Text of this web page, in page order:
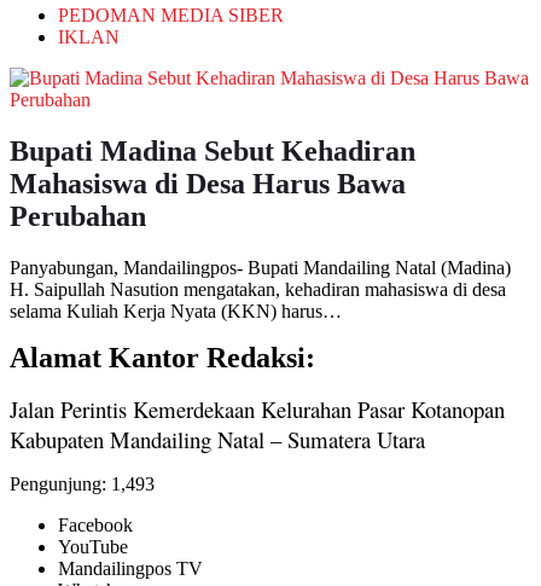
PEDOMAN MEDIA SIBER
IKLAN
Bupati Madina Sebut Kehadiran
Mahasiswa di Desa Harus Bawa
Perubahan
Panyabungan, Mandailingpos- Bupati Mandailing Natal (Madina)
H. Saipullah Nasution mengatakan, kehadiran mahasiswa di desa
selama Kuliah Kerja Nyata (KKN) harus…
Alamat Kantor Redaksi:
Jalan Perintis Kemerdekaan Kelurahan Pasar Kotanopan
Kabupaten Mandailing Natal – Sumatera Utara
Pengunjung: 1,493
Facebook
YouTube
Mandailingpos TV